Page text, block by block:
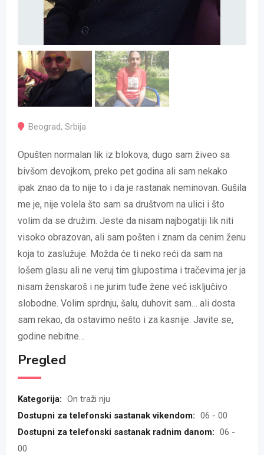
Beograd, Srbija
Opušten normalan lik iz blokova, dugo sam živeo sa
bivšom devojkom, preko pet godina ali sam nekako
ipak znao da to nije to i da je rastanak neminovan. Gušila
me je, nije volela što sam sa društvom na ulici i što
volim da se družim. Jeste da nisam najbogatiji lik niti
visoko obrazovan, ali sam pošten i znam da cenim ženu
koja to zaslužuje. Možda će ti neko reći da sam na
lošem glasu ali ne veruj tim glupostima i tračevima jer ja
nisam ženskaroš i ne jurim tuđe žene već isključivo
slobodne. Volim sprdnju, šalu, duhovit sam… ali dosta
sam rekao, da ostavimo nešto i za kasnije. Javite se,
godine nebitne…
Pregled
Kategorija: On traži nju
Dostupni za telefonski sastanak vikendom: 06 - 00
Dostupni za telefonski sastanak radnim danom: 06 -
00